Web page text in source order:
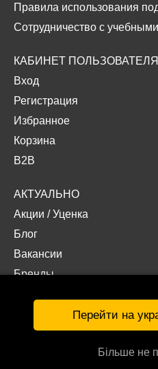
Правила использования
Сотрудничество с
КАБИНЕТ ПОЛЬЗОВАТЕЛЯ
Вход
Регистрация
Избранное
Корзина
B2B
АКТУАЛЬНО
Акции /Уценка
Блог
Вакансии
Бренды
Перейти на
Більше не